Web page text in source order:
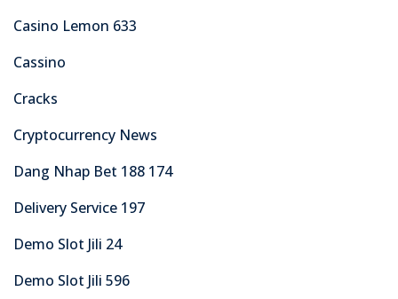
Casino Lemon 633
Cassino
Cracks
Cryptocurrency News
Dang Nhap Bet 188 174
Delivery Service 197
Demo Slot Jili 24
Demo Slot Jili 596